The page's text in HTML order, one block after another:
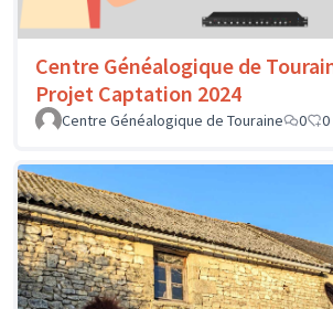
Centre Généalogique de
Projet Captation 2024
Centre Généalogique de Touraine
0 0